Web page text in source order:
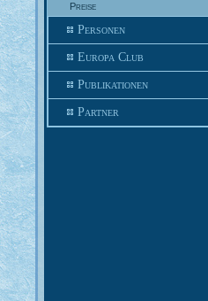
Preise
Personen
Europa Club
Publikationen
Partner